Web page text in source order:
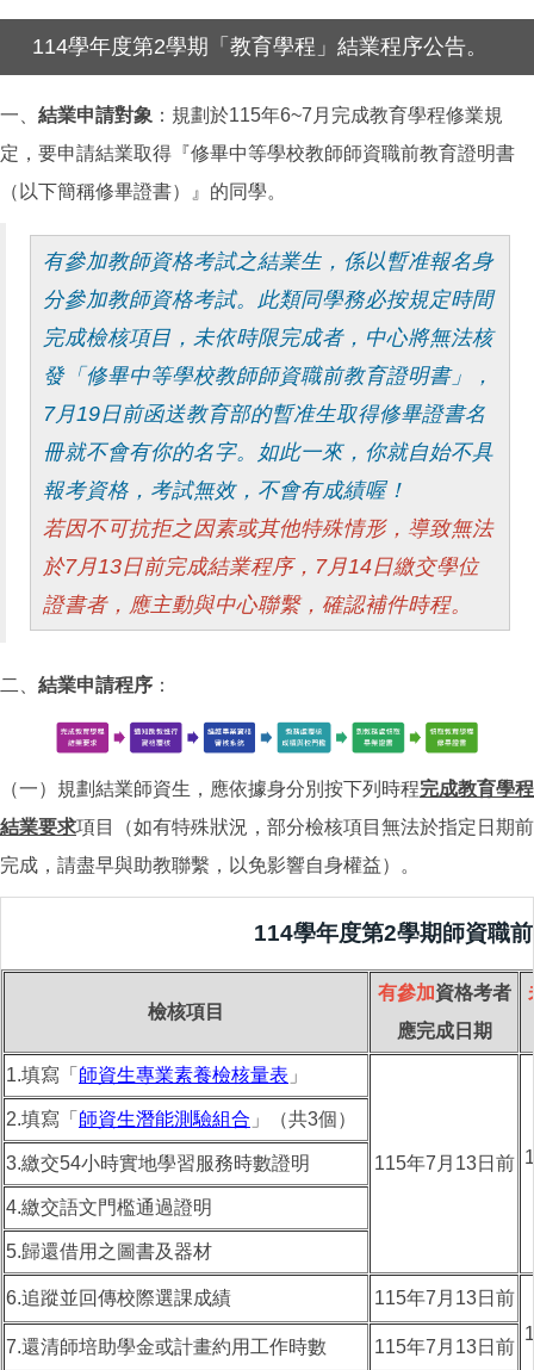
114學年度第2學期「教育學程」結業程序公告。
一、 結業申請對象 ：規劃於115年6~7月完成教育學程修業規
定，要申請結業取得『修畢中等學校教師師資職前教育證明書
（以下簡稱修畢證書）』的同學。
有參加教師資格考試之結業生，係以暫准報名身
分參加教師資格考試。此類同學務必按規定時間
完成檢核項目，未依時限完成者，中心將無法核
發「修畢中等學校教師師資職前教育證明書」，
7月19日前函送教育部的暫准生取得修畢證書名
冊就不會有你的名字。如此一來，你就自始不具
報考資格，考試無效，不會有成績喔！
若因不可抗拒之因素或其他特殊情形，導致無法
於7月13日前完成結業程序，7月14日繳交學位
證書者，應主動與中心聯繫，確認補件時程。
二、 結業申請程序 ：
（一）規劃結業師資生，應依據身分別按下列時程完成教育學程
結業要求項目（如有特殊狀況，部分檢核項目無法於指定日期前
完成，請盡早與助教聯繫，以免影響自身權益）。
114學年度第2學期師資職
檢核項目
有參加資格考者
應完成日期
1.填寫「 師資生專業素養檢核量表 」
115年7月13日前
2.填寫「 師資生潛能測驗組合 」（共3個）
3.繳交54小時實地學習服務時數證明
4.繳交語文門檻通過證明
5.歸還借用之圖書及器材
6.追蹤並回傳校際選課成績
115年7月13日前
7.還清師培助學金或計畫約用工作時數 115年7月13日前